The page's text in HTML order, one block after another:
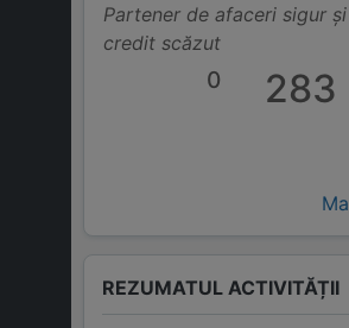
Partener de afaceri sigur
credit scăzut
0 283
REZUMATUL ACTIVITĂȚII